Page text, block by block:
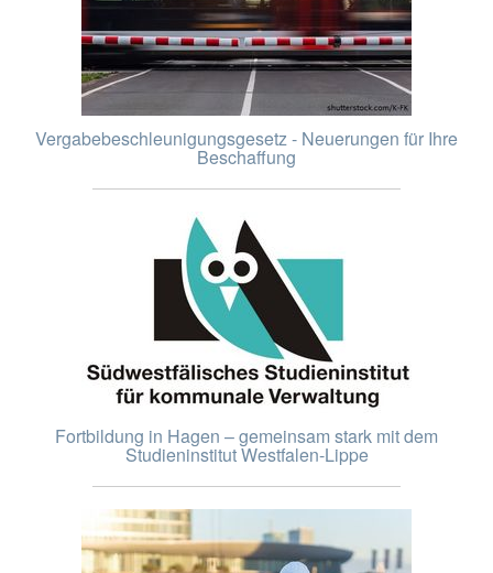
Vergabebeschleunigungsgesetz - Neuerungen für Ihre
Beschaffung
Fortbildung in Hagen – gemeinsam stark mit dem
Studieninstitut Westfalen-Lippe